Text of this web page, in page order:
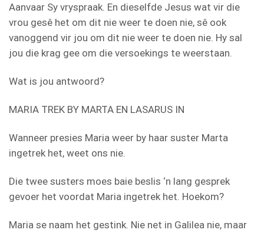
Aanvaar Sy vryspraak. En dieselfde Jesus wat vir die
vrou gesê het om dit nie weer te doen nie, sê ook
vanoggend vir jou om dit nie weer te doen nie. Hy sal
jou die krag gee om die versoekings te weerstaan.
Wat is jou antwoord?
MARIA TREK BY MARTA EN LASARUS IN
Wanneer presies Maria weer by haar suster Marta
ingetrek het, weet ons nie.
Die twee susters moes baie beslis ‘n lang gesprek
gevoer het voordat Maria ingetrek het. Hoekom?
Maria se naam het gestink. Nie net in Galilea nie, maar